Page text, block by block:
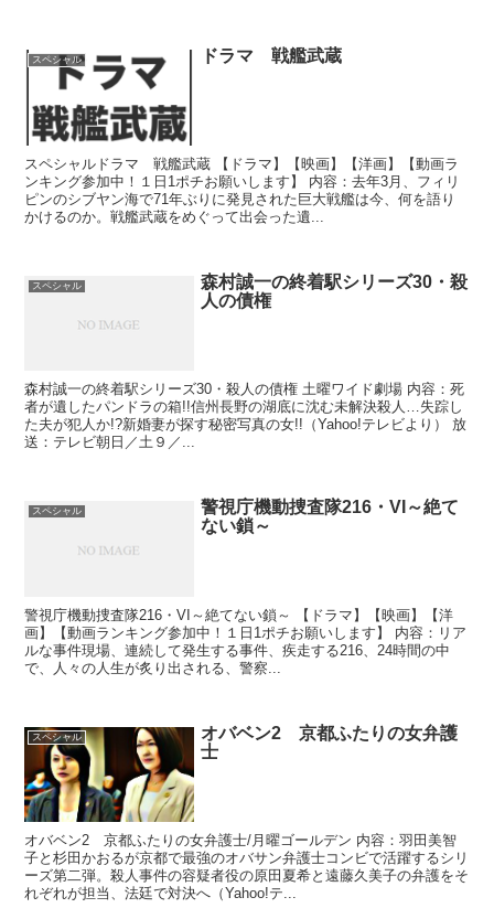
スペシャル ドラマ 戦艦武蔵
スペシャルドラマ 戦艦武蔵 【ドラマ】【映画】【洋画】【動画ラ
ンキング参加中！１日1ポチお願いします】 内容：去年3月、フィリ
ピンのシブヤン海で71年ぶりに発見された巨大戦艦は今、何を語り
かけるのか。戦艦武蔵をめぐって出会った遺...
スペシャル
森村誠一の終着駅シリーズ30・殺
人の債権
森村誠一の終着駅シリーズ30・殺人の債権 土曜ワイド劇場 内容：死
者が遺したパンドラの箱!!信州長野の湖底に沈む未解決殺人…失踪し
た夫が犯人か!?新婚妻が探す秘密写真の女!!（Yahoo!テレビより） 放
送：テレビ朝日／土９／...
スペシャル
警視庁機動捜査隊216・VI～絶て
ない鎖～
警視庁機動捜査隊216・VI～絶てない鎖～ 【ドラマ】【映画】【洋
画】【動画ランキング参加中！１日1ポチお願いします】 内容：リア
ルな事件現場、連続して発生する事件、疾走する216、24時間の中
で、人々の人生が炙り出される、警察...
スペシャル
オバベン2 京都ふたりの女弁護
士
オバベン2 京都ふたりの女弁護士/月曜ゴールデン 内容：羽田美智
子と杉田かおるが京都で最強のオバサン弁護士コンビで活躍するシリ
ーズ第二弾。殺人事件の容疑者役の原田夏希と遠藤久美子の弁護をそ
れぞれが担当、法廷で対決へ（Yahoo!テ...